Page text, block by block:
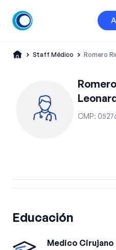
Staff Médico Romero
CMP:
Educación
Medico Cirujano